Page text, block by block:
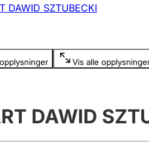
DAWID SZTUBECKI
Vis alle
er skjult
DAWID